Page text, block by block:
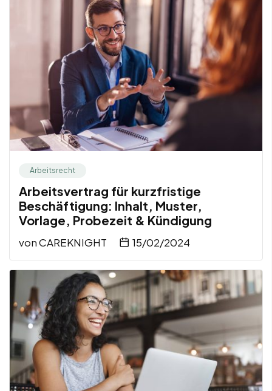
Arbeitsrecht
Arbeitsvertrag für kurzfristige
Beschäftigung: Inhalt, Muster,
Vorlage, Probezeit & Kündigung
vonCAREKNIGHT 15/02/2024